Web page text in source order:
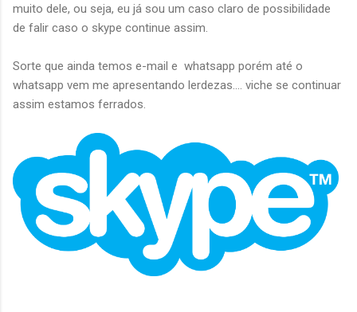
muito dele, ou seja, eu já sou um caso claro de possibilidade
de falir caso o skype continue assim.
Sorte que ainda temos e-mail e whatsapp porém até o
whatsapp vem me apresentando lerdezas.... viche se continuar
assim estamos ferrados.